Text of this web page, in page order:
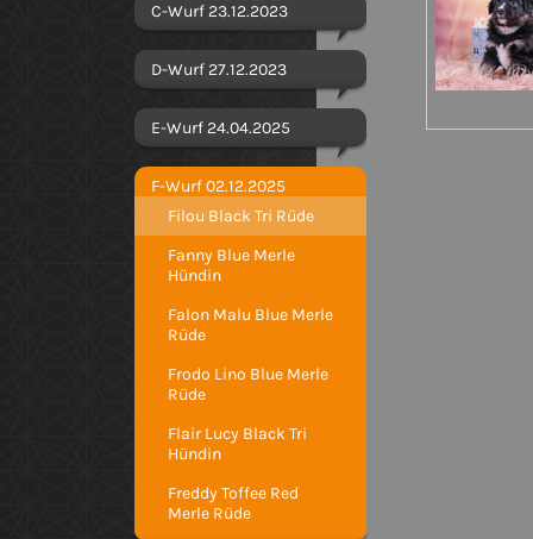
C-Wurf 23.12.2023
D-Wurf 27.12.2023
E-Wurf 24.04.2025
F-Wurf 02.12.2025
Filou Black Tri Rüde
Fanny Blue Merle
Hündin
Falon Malu Blue Merle
Rüde
Frodo Lino Blue Merle
Rüde
Flair Lucy Black Tri
Hündin
Freddy Toffee Red
Merle Rüde